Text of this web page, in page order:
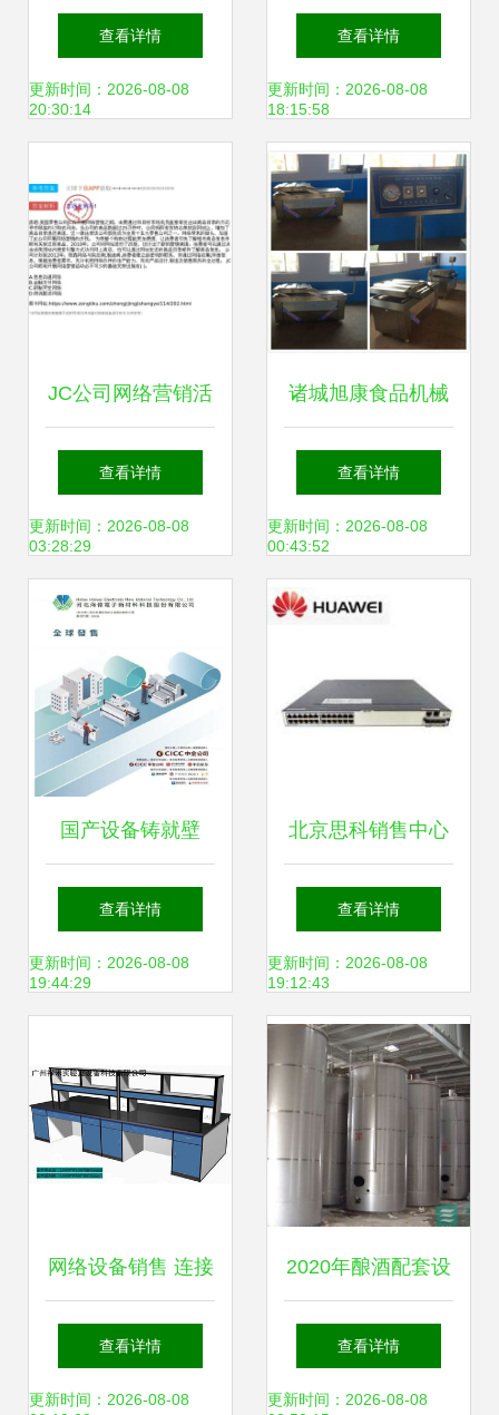
牌背景与生产产地
详细解析
查看详情
更新时间：2026-08-08
20:30:14
年中国互联网营销
市场发展趋势报告
查看详情
更新时间：2026-08-08
18:15:58
JC公司网络营销活
动的基础支持设施
查看详情
更新时间：2026-08-08
03:28:29
诸城旭康食品机械
厂 热销DZ-800 2S
包装设备一站式采
查看详情
更新时间：2026-08-08
00:43:52
国产设备铸就壁
垒，新能源材料新
星海伟电子
港股引关注，网络
设备销售业务成亮
查看详情
更新时间：2026-08-08
19:44:29
北京思科销售中心
汇泽致远——网络
设备销售的专业之
选
查看详情
更新时间：2026-08-08
19:12:43
网络设备销售 连接
数字世界的关键桥
梁
查看详情
更新时间：2026-08-08
2020年酿酒配套设
备市场分析 价格、
报价与批发采购指
查看详情
更新时间：2026-08-08